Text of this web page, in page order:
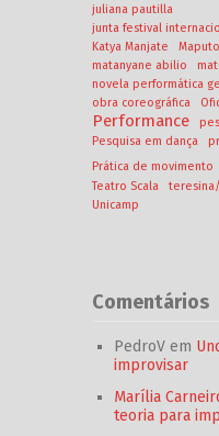
juliana pautilla
junta festival
Katya Manjate
Maputo
matanyane abilio
novela performática
obra coreográfica
Performance
Pesquisa em dança
Prática de movimento
Teatro Scala
Unicamp
Comentários
PedroV em
improvisar
Marília
teoria para